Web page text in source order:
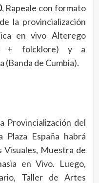
, Rapeale con formato
la provincialización
en vivo Alterego
+ folcklore) y a
(Banda de Cumbia).
Provincialización del
Plaza España habrá
Visuales, Muestra de
en Vivo. Luego,
Taller de Artes